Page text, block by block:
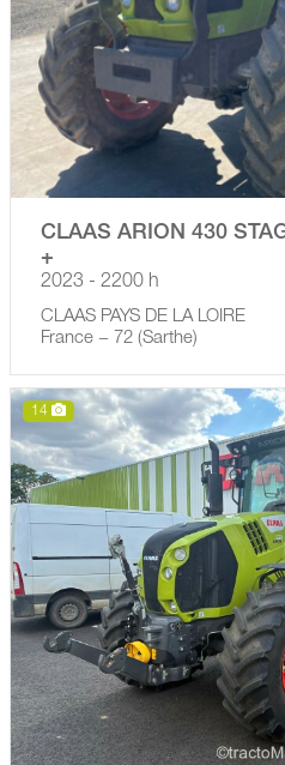
CLAAS ARION 430
+
2023 - 2200 h
CLAAS PAYS DE LA LOIRE
France − 72 (Sarthe)
14